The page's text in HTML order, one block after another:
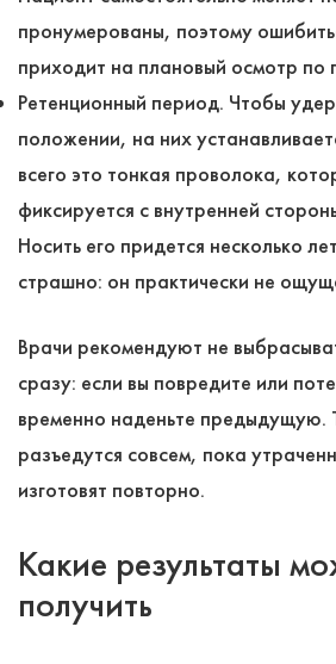
пронумерованы, поэтому
приходит на плановый осмотр по
Ретенционный период. Чтобы
положении, на них
всего это тонкая проволока,
фиксируется с внутренней
Носить его придется несколько
страшно: он практически не
Врачи рекомендуют не
сразу: если вы повредите или
временно наденьте предыдущую.
разъедутся совсем, пока
изготовят повторно.
Какие результаты
получить